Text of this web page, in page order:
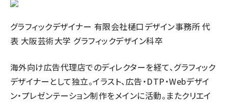
グラフィックデザイナー 有限会社樋口デザイン事務所 代
表 大阪芸術大学 グラフィックデザイン科卒
海外向け広告代理店でのディレクターを経て、グラフィック
デザイナーとして独立。イラスト、広告・DTP・Webデザイ
ン・プレゼンテーション制作をメインに活動。またクリエイ